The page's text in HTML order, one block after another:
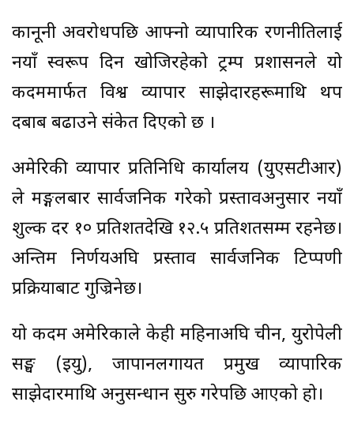
कानूनी अवरोधपछि आफ्नो व्यापारिक रणनीतिलाई
नयाँ स्वरूप दिन खोजिरहेको ट्रम्प प्रशासनले यो
कदममार्फत विश्व व्यापार साझेदारहरूमाथि थप
दबाब बढाउने संकेत दिएको छ ।
अमेरिकी व्यापार प्रतिनिधि कार्यालय (युएसटीआर)
ले मङ्गलबार सार्वजनिक गरेको प्रस्तावअनुसार नयाँ
शुल्क दर १० प्रतिशतदेखि १२.५ प्रतिशतसम्म रहनेछ।
अन्तिम निर्णयअघि प्रस्ताव सार्वजनिक टिप्पणी
प्रक्रियाबाट गुज्रिनेछ।
यो कदम अमेरिकाले केही महिनाअघि चीन, युरोपेली
सङ्घ (इयु), जापानलगायत प्रमुख व्यापारिक
साझेदारमाथि अनुसन्धान सुरु गरेपछि आएको हो।